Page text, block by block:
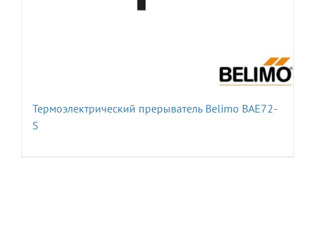
Термоэлектрический прерыватель Belimo BAE72-
S